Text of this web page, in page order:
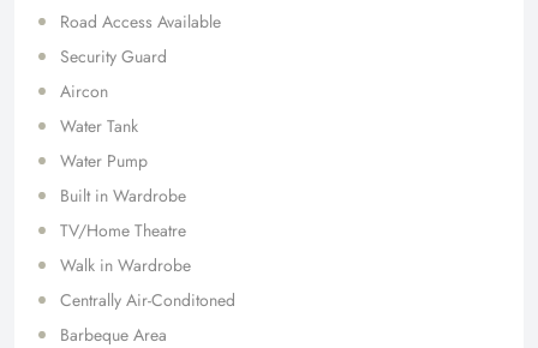
Road Access Available
Security Guard
Aircon
Water Tank
Water Pump
Built in Wardrobe
TV/Home Theatre
Walk in Wardrobe
Centrally Air-Conditoned
Barbeque Area